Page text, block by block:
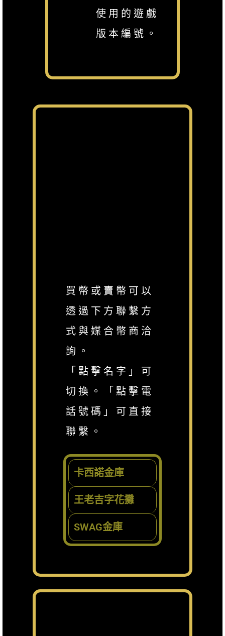
使用的遊戲
版本編號。
買幣或賣幣可以
透過下方聯繫方
式與媒合幣商洽
詢。
「點擊名字」可
切換。「點擊電
話號碼」可直接
聯繫。
卡西諾金庫
王老吉字花攤
SWAG金庫